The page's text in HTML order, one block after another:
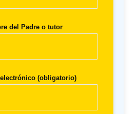
del Padre o tutor
(obligatorio)